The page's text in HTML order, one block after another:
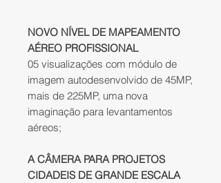
NOVO NÍVEL DE MAPEAMENTO
AÉREO PROFISSIONAL
05 visualizações com módulo de
imagem autodesenvolvido de 45MP,
mais de 225MP, uma nova
imaginação para levantamentos
aéreos;
A CÂMERA PARA PROJETOS
CIDADEIS DE GRANDE ESCALA